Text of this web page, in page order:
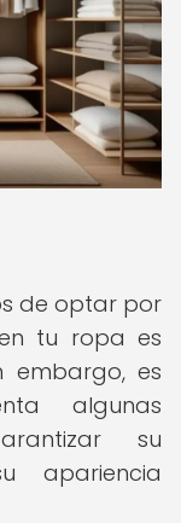
de optar por
tu ropa es
embargo, es
algunas
su
apariencia